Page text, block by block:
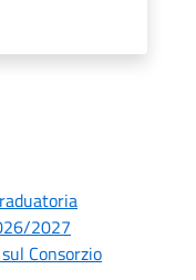
2027
Consorzio